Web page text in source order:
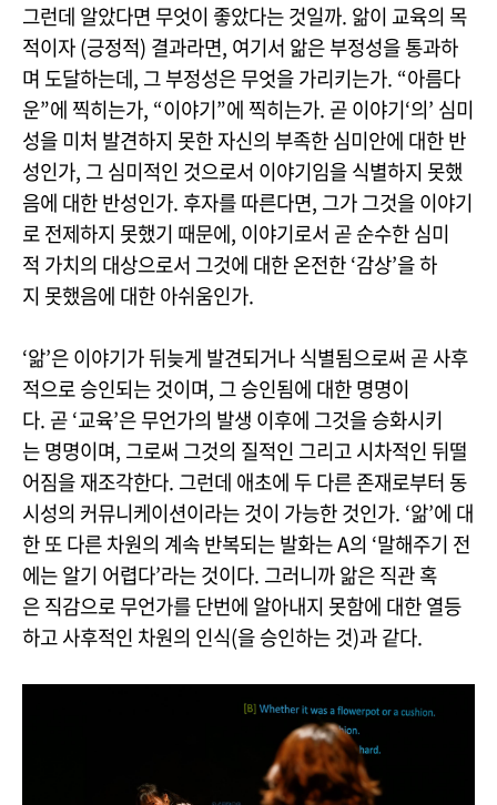
그런데 알았다면 무엇이 좋았다는 것일까. 앎이 교육의 목
적이자 (긍정적) 결과라면, 여기서 앎은 부정성을 통과하
며 도달하는데, 그 부정성은 무엇을 가리키는가. “아름다
운”에 찍히는가, “이야기”에 찍히는가. 곧 이야기‘의’ 심미
성을 미처 발견하지 못한 자신의 부족한 심미안에 대한 반
성인가, 그 심미적인 것으로서 이야기임을 식별하지 못했
음에 대한 반성인가. 후자를 따른다면, 그가 그것을 이야기
로 전제하지 못했기 때문에, 이야기로서 곧 순수한 심미
적 가치의 대상으로서 그것에 대한 온전한 ‘감상’을 하
지 못했음에 대한 아쉬움인가.
‘앎’은 이야기가 뒤늦게 발견되거나 식별됨으로써 곧 사후
적으로 승인되는 것이며, 그 승인됨에 대한 명명이
다. 곧 ‘교육’은 무언가의 발생 이후에 그것을 승화시키
는 명명이며, 그로써 그것의 질적인 그리고 시차적인 뒤떨
어짐을 재조각한다. 그런데 애초에 두 다른 존재로부터 동
시성의 커뮤니케이션이라는 것이 가능한 것인가. ‘앎’에 대
한 또 다른 차원의 계속 반복되는 발화는 A의 ‘말해주기 전
에는 알기 어렵다’라는 것이다. 그러니까 앎은 직관 혹
은 직감으로 무언가를 단번에 알아내지 못함에 대한 열등
하고 사후적인 차원의 인식(을 승인하는 것)과 같다.